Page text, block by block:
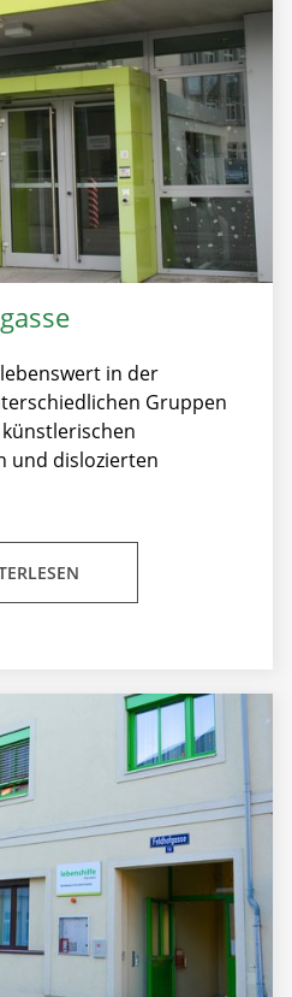
in der
Gruppen
und dislozierten